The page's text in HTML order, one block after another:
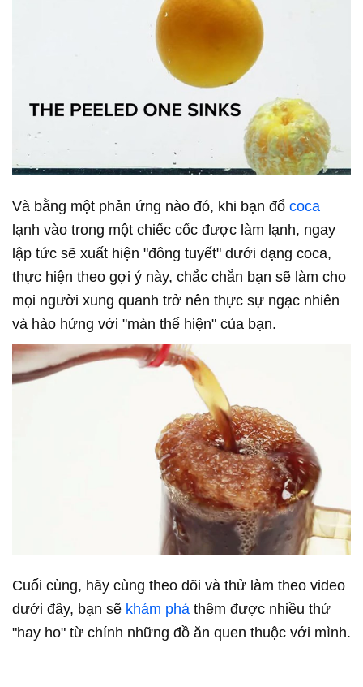
Và bằng một phản ứng nào đó, khi bạn đổ coca
lạnh vào trong một chiếc cốc được làm lạnh, ngay
lập tức sẽ xuất hiện "đông tuyết" dưới dạng coca,
thực hiện theo gợi ý này, chắc chắn bạn sẽ làm cho
mọi người xung quanh trở nên thực sự ngạc nhiên
và hào hứng với "màn thể hiện" của bạn.
Cuối cùng, hãy cùng theo dõi và thử làm theo video
dưới đây, bạn sẽ khám phá thêm được nhiều thứ
"hay ho" từ chính những đồ ăn quen thuộc với mình.